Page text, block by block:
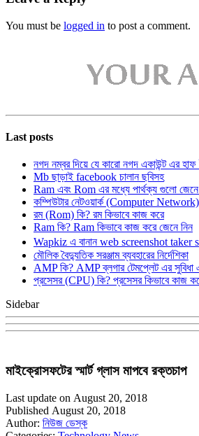
You must be logged in to post a comment.
Last posts
নগদ নম্বর দিয়ে যে কারো নগদ একাউন্ট এর
Mb ছাড়াই facebook চালান ছবিসহ
Ram এবং Rom এর মধ্যে পার্থক্য গুলো জেনে
কম্পিউটার নেটওয়ার্ক (Computer Network)
রম (Rom) কি? রম কিভাবে কাজ করে
Ram কি? Ram কিভাবে কাজ করে জেনে নিন
Wapkiz এ বানান web screenshot taker
মৌলিক বৈদ্যুতিক সরঞ্জাম ব্যবহারের নির্দেশিকা
AMP কি? AMP ব্লগার টেমপ্লেট এর সুবিধা
প্রসেসর (CPU) কি? প্রসেসর কিভাবে কাজ
Sidebar
মাইক্রোসফটের স্মার্ট গ্লাস মাপবে রক্তচাপ
Last update on August 20, 2018
Published August 20, 2018
Author: নিউজ ডেস্ক